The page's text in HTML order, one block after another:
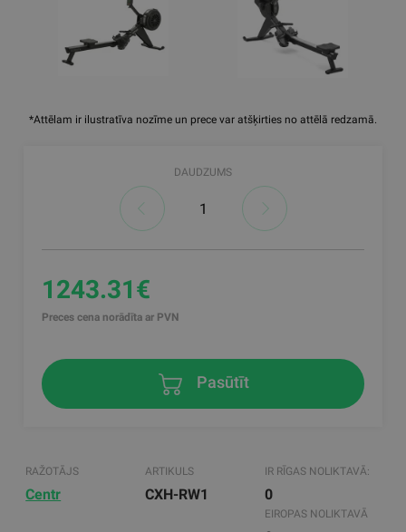
*Attēlam ir ilustratīva nozīme un prece var atšķirties no attēlā redzamā.
DAUDZUMS
1243.31€
Preces cena norādīta ar PVN
Pasūtīt
RAŽOTĀJS
Centr
ARTIKULS
CXH-RW1
IR RĪGAS NOLIKTAVĀ:
0
EIROPAS NOLIKTAVĀ